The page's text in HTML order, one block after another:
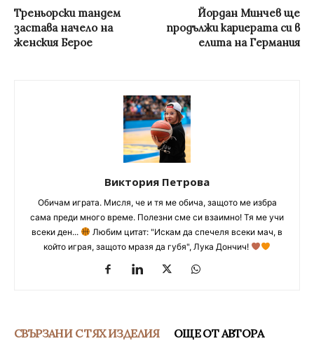
Треньорски тандем
застава начело на
женския Берое
Йордан Минчев ще
продължи кариерата си в
елита на Германия
Виктория Петрова
Обичам играта. Мисля, че и тя ме обича, защото ме избра
сама преди много време. Полезни сме си взаимно! Тя ме учи
всеки ден...
Любим цитат: "Искам да спечеля всеки мач, в
който играя, защото мразя да губя", Лука Дончич!
СВЪРЗАНИ С ТЯХ ИЗДЕЛИЯ ОЩЕ ОТ АВТОРА